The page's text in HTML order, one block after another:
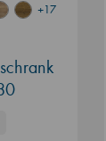
+17